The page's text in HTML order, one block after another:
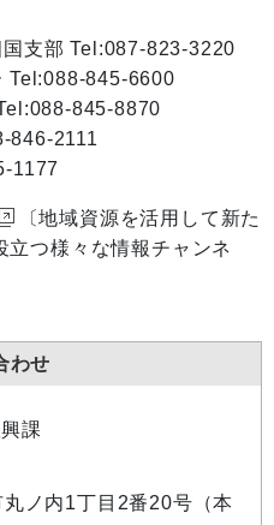
支部 Tel:087-823-3220
Tel:088-845-6600
845-8870
846-2111
1177
〔地域資源を活用して新た
立つ様々な情報チャンネ
わせ
課
ノ内1丁目2番20号（本